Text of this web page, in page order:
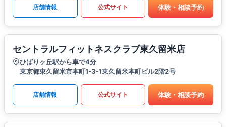
店舗情報 公式サイト 体験・相談予約
セントラルフィットネスクラブ東久留米店
ひばりヶ丘駅から車で4分
東京都東久留米市本町1-3-1東久留米本町ビル2階2号
店舗情報 公式サイト 体験・相談予約